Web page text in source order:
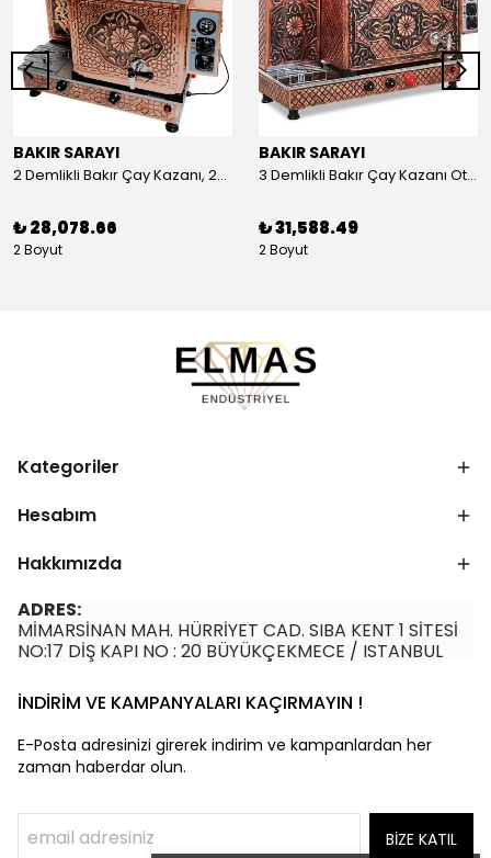
BAKIR SARAYI
2 Demlikli Bakır Çay Kazanı, 25 Litre
₺ 28,078.66
2 Boyut
BAKIR SARAYI
3 Demlikli Bakır Çay Kazanı Otomatik, 30 Litre
₺ 31,588.49
2 Boyut
Kategoriler
Hesabım
Hakkımızda
ADRES:
MİMARSİNAN MAH. HÜRRİYET CAD. SIBA KENT 1 SİTESİ
NO:17 DİŞ KAPI NO : 20 BÜYÜKÇEKMECE / ISTANBUL
İNDİRİM VE KAMPANYALARI KAÇIRMAYIN !
E-Posta adresinizi girerek indirim ve kampanlardan her
zaman haberdar olun.
BİZE KATIL